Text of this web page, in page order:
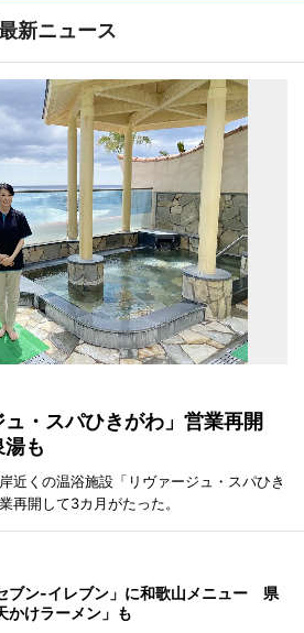
新ニュース
ュ・スパひきがわ」営業再開
も
近くの温浴施設「リヴァージュ・スパひき
再開して3カ月がたった。
ブン-イレブン」に和歌山メニュー 県
かけラーメン」も